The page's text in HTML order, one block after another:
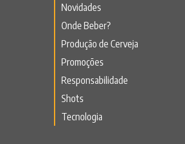
Novidades
Onde Beber?
Produção de Cerveja
Promoções
Responsabilidade
Shots
Tecnologia